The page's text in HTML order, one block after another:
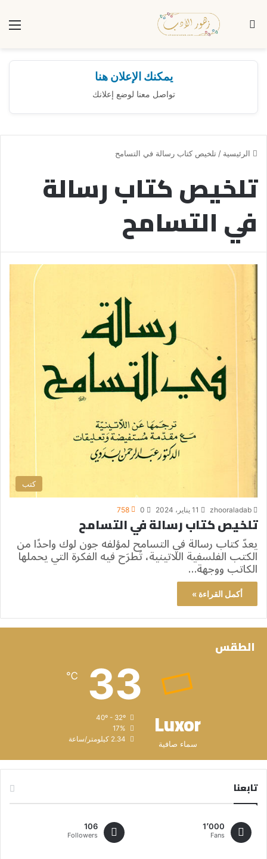
بحث عن
يمكنك الإعلان هنا
تواصل معنا لوضع إعلانك
الرئيسية /تلخيص كتاب رسالة في التسامح
تلخيص كتاب رسالة
في التسامح
كتب
zhooraladab 11 يناير، 2024 0
758
تلخيص كتاب رسالة في التسامح
يعدّ كتاب رسالة في التسامح لمؤلفه جون لوك واحدًا من
الكتب الفلسفية اللاتينية، تُطرَح فيه الفكرة التي يحملها
الكاتب ووجهة…
أكمل القراءة »
الطقس
Luxor
سماء صافية
33
℃
17%
2.34 كيلومتر/ساعة
تابعنا
1٬000
Fans
106
Followers